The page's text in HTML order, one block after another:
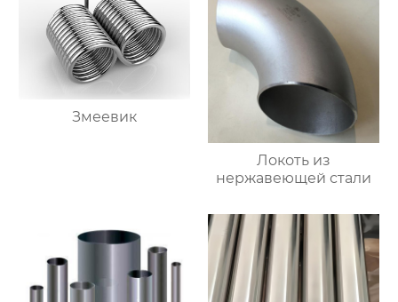
Змеевик
Локоть из
нержавеющей стали